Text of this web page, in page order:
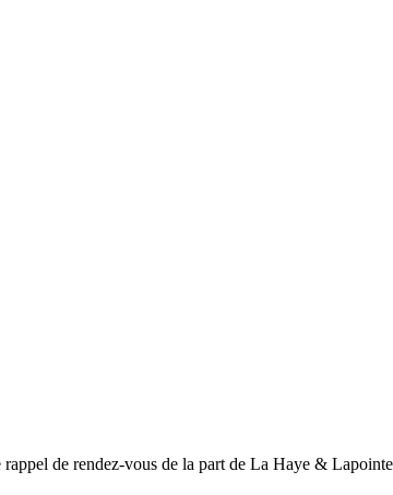
de rendez-vous de la part de La Haye &